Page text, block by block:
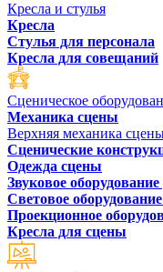
Кресла и стулья
Кресла
Стулья для персонала
Кресла для совещаний
Сценическое
Механика сцены
Верхняя механика
Сценические
Одежда сцены
Звуковое
Световое
Проекционное
Кресла для сцены